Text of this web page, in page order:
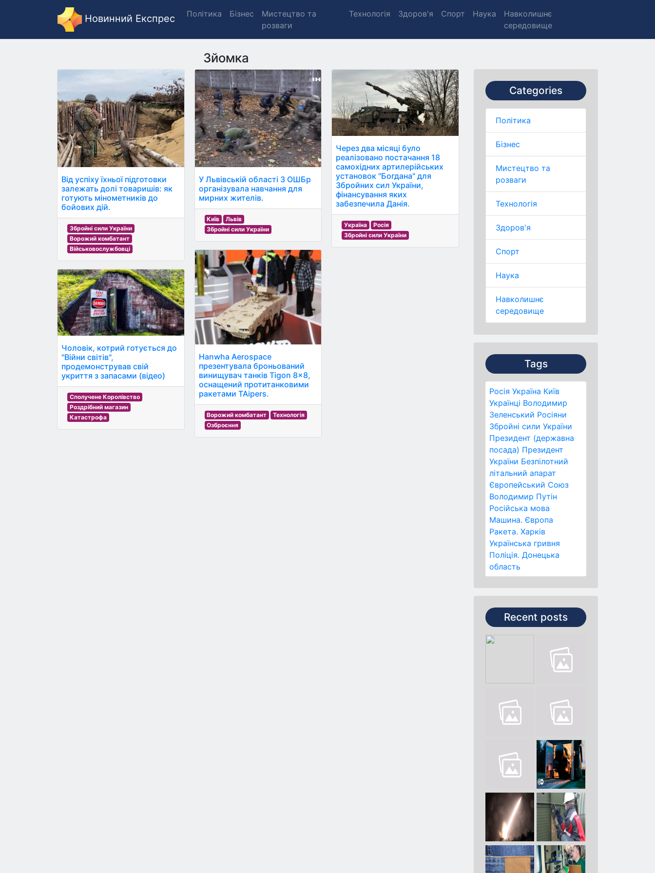
Новинний Експрес Політика Бізнес
Мистецтво та
розваги
Технологія Здоров'я Спорт Наука
Навколишнє
середовище
Зйомка
Categories
Політика
Бізнес
Мистецтво та
розваги
Технологія
Здоров'я
Спорт
Наука
Навколишнє
середовище
Tags
Росія Україна Київ
Українці Володимир
Зеленський Росіяни
Збройні сили України
Президент (державна
посада) Президент
України Безпілотний
літальний апарат
Європейський Союз
Володимир Путін
Російська мова
Машина. Європа
Ракета. Харків
Українська гривня
Поліція. Донецька
область
Recent posts
Від успіху їхньої підготовки
залежать долі товаришів: як
готують мінометників до
бойових дій.
Збройні сили України
Ворожий комбатант
Військовослужбовці
Чоловік, котрий готується до
"Війни світів",
продемонстрував свій
укриття з запасами (відео)
Сполучене Королівство
Роздрібний магазин
Катастрофа
У Львівській області 3 ОШБр
організувала навчання для
мирних жителів.
Київ
Львів
Збройні сили України
Hanwha Aerospace
презентувала броньований
винищувач танків Tigon 8×8,
оснащений протитанковими
ракетами TAipers.
Ворожий комбатант
Технологія
Озброєння
Через два місяці було
реалізовано постачання 18
самохідних артилерійських
установок "Богдана" для
Збройних сил України,
фінансування яких
забезпечила Данія.
Україна
Росія
Збройні сили України